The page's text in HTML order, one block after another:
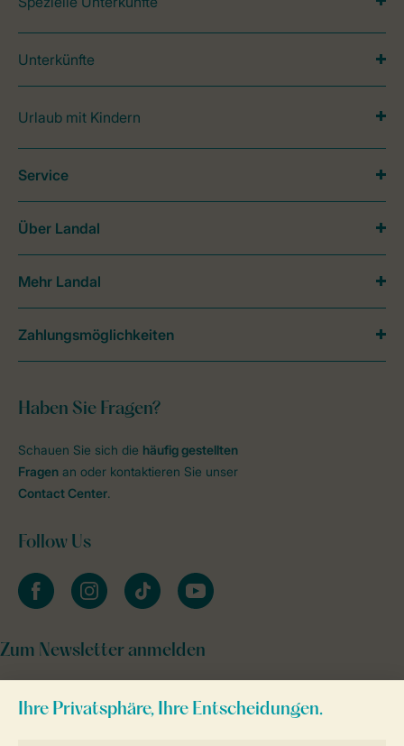
Unterkünfte
Urlaub mit Kindern
Haben Sie Fragen?
Schauen Sie sich die häufig gestellten
Fragen an oder kontaktieren Sie unser
Contact Center.
Follow Us
facebookinstagramtiktok youtube
Zum Newsletter anmelden
Service
Über Landal
Mehr Landal
Zahlungsmöglichkeiten